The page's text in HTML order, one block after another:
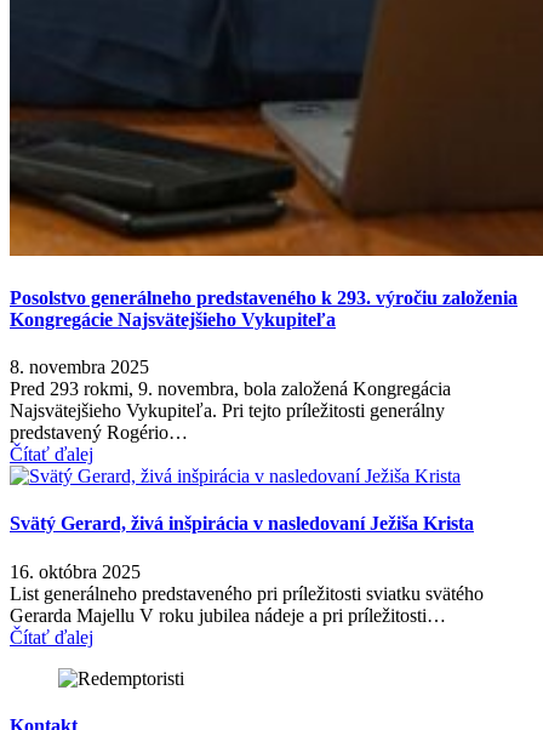
Posolstvo generálneho predstaveného k 293. výročiu založenia
Kongregácie Najsvätejšieho Vykupiteľa
8. novembra 2025
Pred 293 rokmi, 9. novembra, bola založená Kongregácia
Najsvätejšieho Vykupiteľa. Pri tejto príležitosti generálny
predstavený Rogério…
Čítať ďalej
Svätý Gerard, živá inšpirácia v nasledovaní Ježiša Krista
16. októbra 2025
List generálneho predstaveného pri príležitosti sviatku svätého
Gerarda Majellu V roku jubilea nádeje a pri príležitosti…
Čítať ďalej
Kontakt